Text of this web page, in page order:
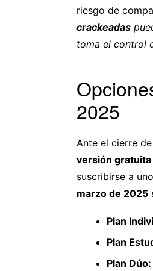
riesgo de
crackeadas
toma el control
2025
Ante el cierre
versión
suscribirse a
marzo de 2025
Plan
Plan
Plan Dúo: